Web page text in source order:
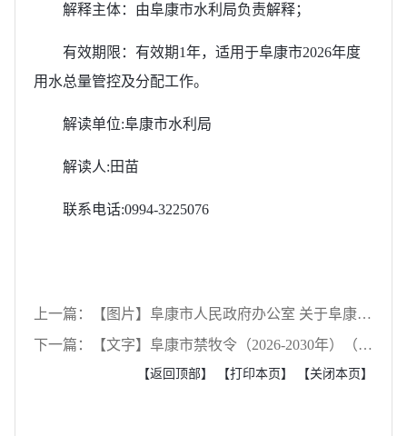
解释主体：由阜康市水利局负责解释；
有效期限：有效期1年，适用于阜康市2026年度
用水总量管控及分配工作。
解读单位:阜康市水利局
解读人:田苗
联系电话:0994-3225076
上一篇：【图片】阜康市人民政府办公室 关于阜康市2025年行政规范性文件和政策性文件集中清理结果的政策解读
下一篇：【文字】阜康市禁牧令（2026-2030年）（征求意见稿）政策解读
【返回顶部】 【打印本页】 【关闭本页】